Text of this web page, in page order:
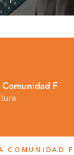
Comunidad F
COMUNIDAD F